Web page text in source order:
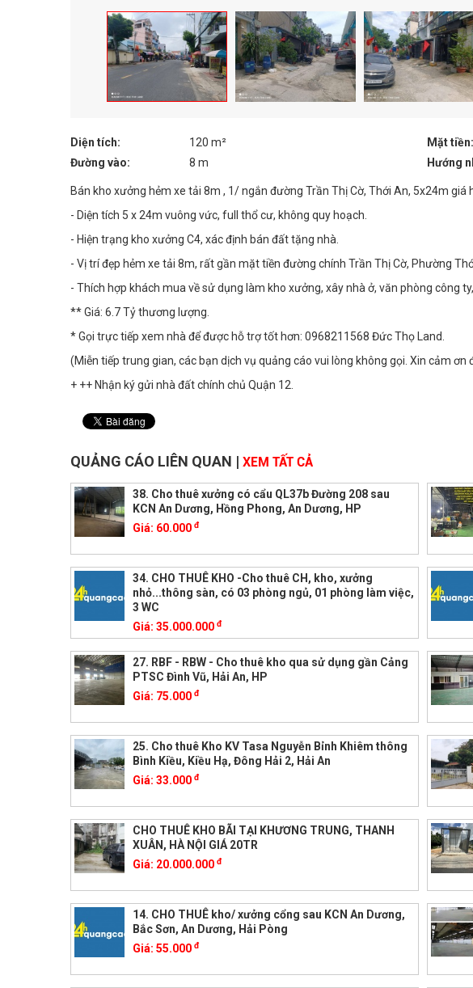
Diện tích: 120 m² Mặt tiền:
Đường vào:
8 m Hướng
Bán kho xưởng hẻm xe tải 8m , 1/ ngắn đường Trần Thị Cờ, Thới An, 5x24m giá
- Diện tích 5 x 24m vuông vức, full thổ cư, không quy hoạch.
- Hiện trạng kho xưởng C4, xác định bán đất tặng nhà.
- Vị trí đẹp hẻm xe tải 8m, rất gần mặt tiền đường chính Trần Thị Cờ, Phường
- Thích hợp khách mua về sử dụng làm kho xưởng, xây nhà ở, văn phòng công
** Giá: 6.7 Tỷ thương lượng.
* Gọi trực tiếp xem nhà để được hỗ trợ tốt hơn: 0968211568 Đức Thọ Land.
(Miễn tiếp trung gian, các bạn dịch vụ quảng cáo vui lòng không gọi. Xin cảm ơn
+ ++ Nhận ký gửi nhà đất chính chủ Quận 12.
QUẢNG CÁO LIÊN QUAN | XEM TẤT CẢ
38. Cho thuê xưởng có cẩu QL37b Đường 208 sau
KCN An Dương, Hồng Phong, An Dương, HP
Giá: 60.000 đ
34. CHO THUÊ KHO -Cho thuê CH, kho, xưởng
nhỏ...thông sàn, có 03 phòng ngủ, 01 phòng làm việc,
3 WC
Giá: 35.000.000 đ
27. RBF - RBW - Cho thuê kho qua sử dụng gần Cảng
PTSC Đình Vũ, Hải An, HP
Giá: 75.000 đ
25. Cho thuê Kho KV Tasa Nguyễn Bỉnh Khiêm thông
Bình Kiều, Kiều Hạ, Đông Hải 2, Hải An
Giá: 33.000 đ
CHO THUÊ KHO BÃI TẠI KHƯƠNG TRUNG, THANH
XUÂN, HÀ NỘI GIÁ 20TR
Giá: 20.000.000 đ
14. CHO THUÊ kho/ xưởng cổng sau KCN An Dương,
Bắc Sơn, An Dương, Hải Pòng
Giá: 55.000 đ